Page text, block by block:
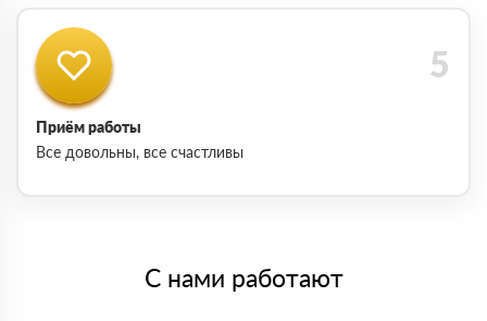
Приём работы
Все довольны, все счастливы
С нами работают